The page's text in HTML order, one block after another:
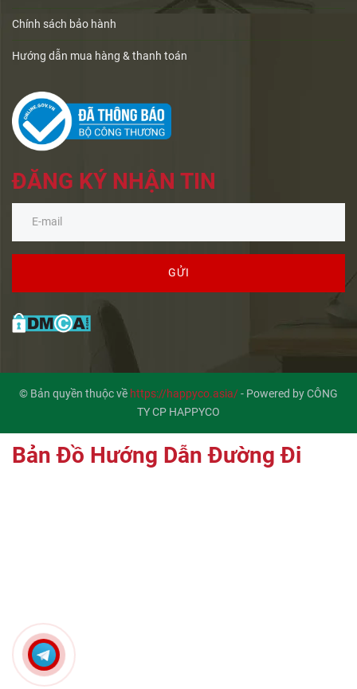
Chính sách bảo hành
Hướng dẫn mua hàng & thanh toán
ĐĂNG KÝ NHẬN TIN
GỬI
© Bản quyền thuộc về https://happyco.asia/- Powered by CÔNG
TY CP HAPPYCO
Bản Đồ Hướng Dẫn Đường Đi